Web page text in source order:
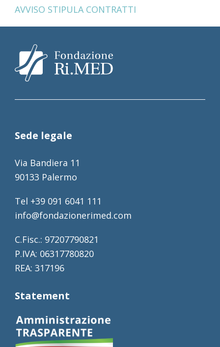
AVVISO STIPULA CONTRATTI
Sede legale
Via Bandiera 11
90133 Palermo
Tel +39 091 6041 111
info@fondazionerimed.com
C.Fisc.: 97207790821
P.IVA: 06317780820
REA: 317196
Statement